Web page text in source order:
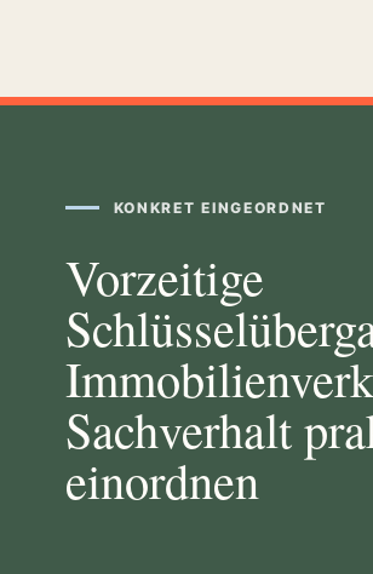
KONKRET EINGEORDNET
Vorzeitige
Sachverhalt
einordnen